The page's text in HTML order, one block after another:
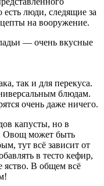
люди, следящие за
на вооружение.
— очень вкусные
так и для перекуса.
блюдам.
очень даже ничего.
капусты, но в
Овощ может быть
тут всё зависит от
в тесто кефир,
яство. В общем всё